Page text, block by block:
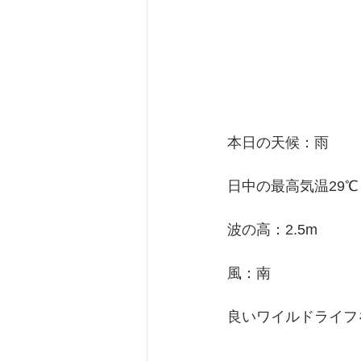
本日の天候：雨
日中の最高気温29℃
波の高：2.5m
風：南
良いワイルドライ